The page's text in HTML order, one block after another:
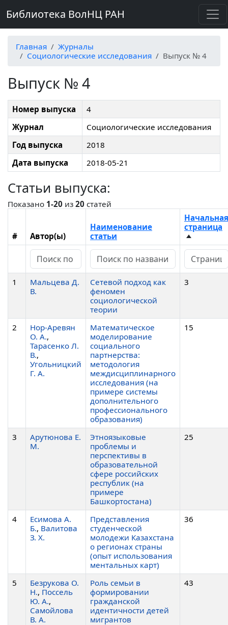
Библиотека ВолНЦ РАН
Главная
Журналы
Социологические исследования
Выпуск № 4
Выпуск № 4
Номер выпуска
4
Журнал
Социологические исследования
Год выпуска
2018
Дата выпуска
2018-05-21
Статьи выпуска:
Показано 1-20 из 20 статей
# Автор(ы)
Наименование
статьи
Начальная
страница
1
Мальцева Д.
В.
Сетевой подход как
феномен
социологической
теории
3
2
Нор-Аревян
О. А.,
Тарасенко Л.
В.,
Угольницкий
Г. А.
Математическое
моделирование
социального
партнерства:
методология
междисциплинарного
исследования (на
примере системы
дополнительного
профессионального
образования)
15
3
Арутюнова Е.
М.
Этноязыковые
проблемы и
перспективы в
образовательной
сфере российских
республик (на
примере
Башкортостана)
25
4
Есимова А.
Б., Валитова
З. Х.
Представления
студенческой
молодежи Казахстана
о регионах страны
(опыт использования
ментальных карт)
36
5
Безрукова О.
Н., Поссель
Ю. А.,
Самойлова
В. А.
Роль семьи в
формировании
гражданской
идентичности детей
мигрантов
43